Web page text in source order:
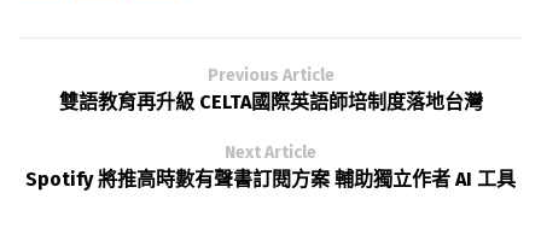
Previous Article
雙語教育再升級 CELTA國際英語師培制度落地台灣
Next Article
Spotify 將推高時數有聲書訂閱方案 輔助獨立作者 AI 工具